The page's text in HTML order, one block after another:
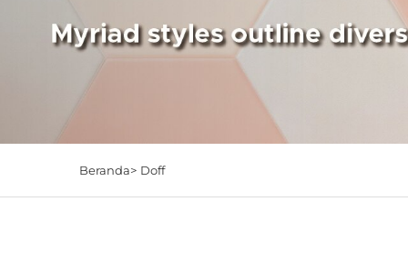
Beranda> Doff